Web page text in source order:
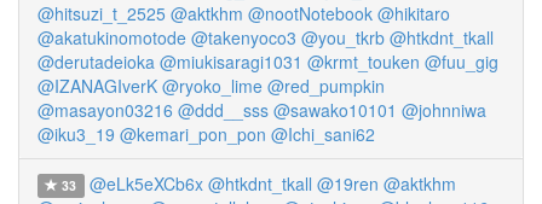
@hitsuzi_t_2525 @aktkhm @nootNotebook @hikitaro
@akatukinomotode @takenyoco3 @you_tkrb @htkdnt_tkall
@derutadeioka @miukisaragi1031 @krmt_touken @fuu_gig
@IZANAGIverK @ryoko_lime @red_pumpkin
@masayon03216 @ddd__sss @sawako10101 @johnniwa
@iku3_19 @kemari_pon_pon @Ichi_sani62
33 @eLk5eXCb6x @htkdnt_tkall @19ren @aktkhm